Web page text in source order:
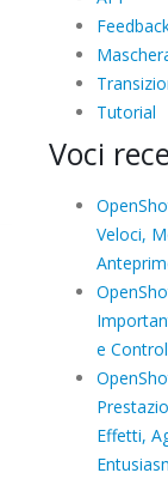
Tutorial
Voci
Veloci,
e
Effetti,